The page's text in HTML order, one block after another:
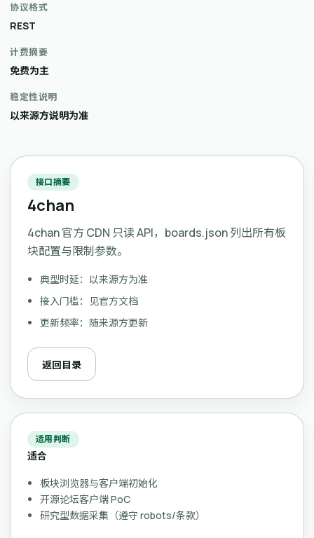
协议格式
REST
计费摘要
免费为主
稳定性说明
以来源方说明为准
接口摘要
4chan
4chan 官方 CDN 只读 API，boards.json 列出所有板
块配置与限制参数。
典型时延：以来源方为准
接入门槛：见官方文档
更新频率：随来源方更新
返回目录
适用判断
适合
板块浏览器与客户端初始化
开源论坛客户端 PoC
研究型数据采集（遵守 robots/条款）